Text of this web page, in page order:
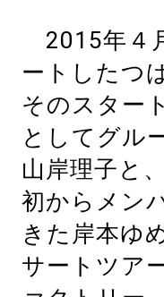
2015年４
ートしたつ
そのスター
としてグル
山岸理子と
初からメン
きた岸本ゆ
サートツア